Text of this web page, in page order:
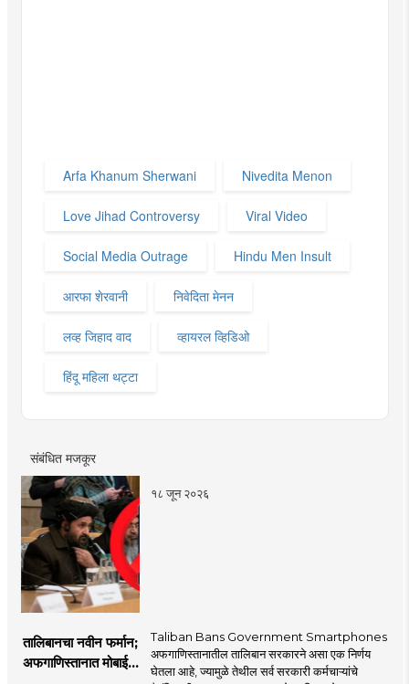
Arfa Khanum Sherwani Nivedita Menon
Love Jihad Controversy Viral Video
Social Media Outrage Hindu Men Insult
आरफा शेरवानी निवेदिता मेनन
लव्ह जिहाद वाद व्हायरल व्हिडिओ
हिंदू महिला थट्टा
संबंधित मजकूर
१८ जून २०२६
तालिबानचा नवीन फर्मान;
अफगाणिस्तानात मोबाईल
Taliban Bans Government Smartphones
अफगाणिस्तानातील तालिबान सरकारने असा एक निर्णय
घेतला आहे, ज्यामुळे तेथील सर्व सरकारी कर्मचाऱ्यांचे